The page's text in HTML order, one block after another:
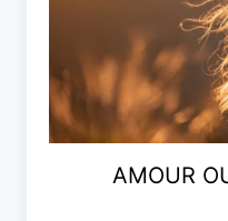
AMOUR